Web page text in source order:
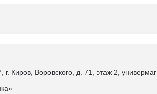
г. Киров, Воровского, д. 71, этаж 2, универмаг